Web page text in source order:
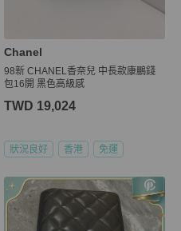
Chanel
98新 CHANEL香奈兒 中長款康鵬錢
包16開 黑色高級感
TWD 19,024
狀況良好 香港 免運